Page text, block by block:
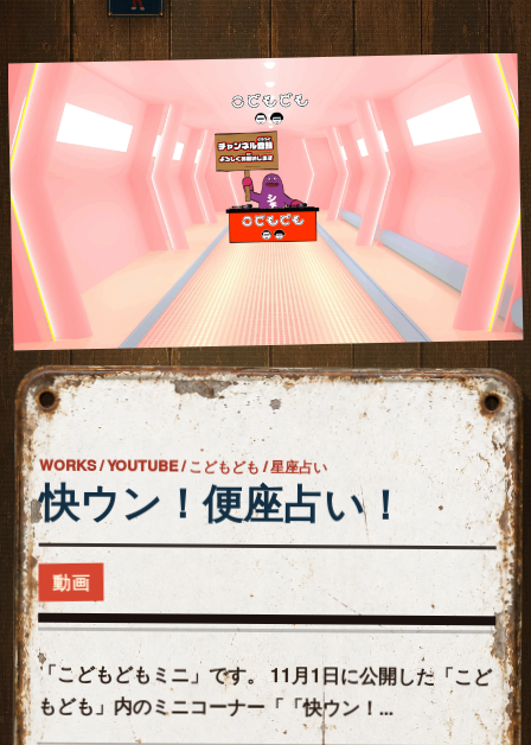
WORKS / YOUTUBE / こどもども / 星座占い
快ウン！便座占い！
動画
「こどもどもミニ」です。 11月1日に公開した「こど
もども」内のミニコーナー「「快ウン！...